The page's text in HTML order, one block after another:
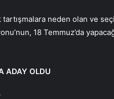
neden olan ve
18 Temmuz’da
ADAY OLDU